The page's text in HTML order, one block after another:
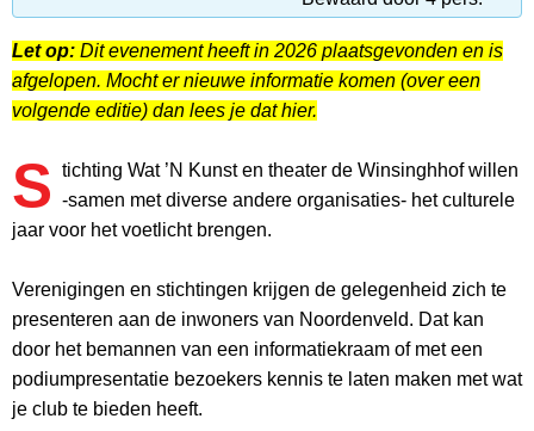
Let op: Dit evenement heeft in 2026 plaatsgevonden en is
afgelopen. Mocht er nieuwe informatie komen (over een
volgende editie) dan lees je dat hier.
S tichting Wat ’N Kunst en theater de Winsinghhof willen
-samen met diverse andere organisaties- het culturele
jaar voor het voetlicht brengen.
Verenigingen en stichtingen krijgen de gelegenheid zich te
presenteren aan de inwoners van Noordenveld. Dat kan
door het bemannen van een informatiekraam of met een
podiumpresentatie bezoekers kennis te laten maken met wat
je club te bieden heeft.